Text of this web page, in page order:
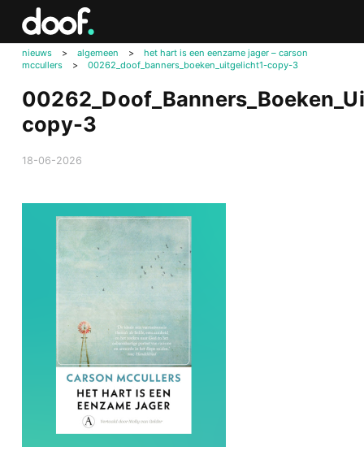
nieuws > algemeen >
het hart is een eenzame jager – carson
mccullers
> 00262_doof_banners_boeken_uitgelicht1-copy-3
copy-3
18-06-2026
in
Doof.nl